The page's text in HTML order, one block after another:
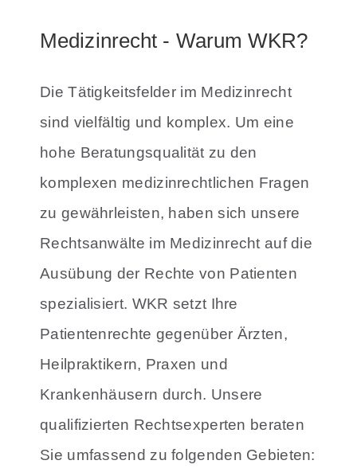
Medizinrecht - Warum WKR?
Die Tätigkeitsfelder im Medizinrecht
sind vielfältig und komplex. Um eine
hohe Beratungsqualität zu den
komplexen medizinrechtlichen Fragen
zu gewährleisten, haben sich unsere
Rechtsanwälte im Medizinrecht auf die
Ausübung der Rechte von Patienten
spezialisiert. WKR setzt Ihre
Patientenrechte gegenüber Ärzten,
Heilpraktikern, Praxen und
Krankenhäusern durch. Unsere
qualifizierten Rechtsexperten beraten
Sie umfassend zu folgenden Gebieten: